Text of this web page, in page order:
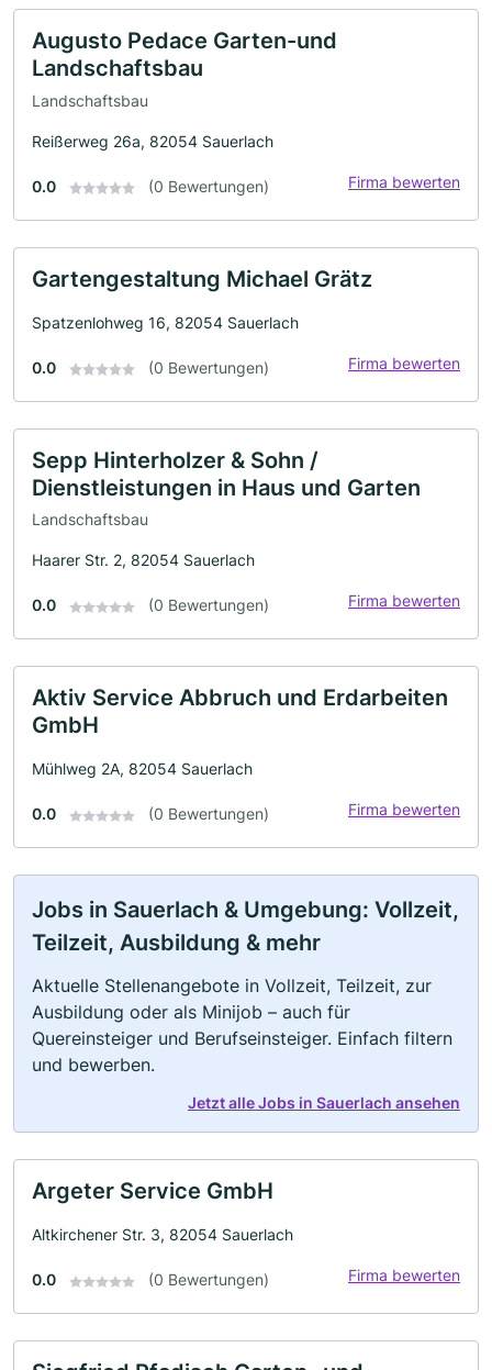
Augusto Pedace Garten-und
Landschaftsbau
Landschaftsbau
Reißerweg 26a, 82054 Sauerlach
0.0 (0 Bewertungen) Firma bewerten
Gartengestaltung Michael Grätz
Spatzenlohweg 16, 82054 Sauerlach
0.0 (0 Bewertungen) Firma bewerten
Sepp Hinterholzer & Sohn /
Dienstleistungen in Haus und Garten
Landschaftsbau
Haarer Str. 2, 82054 Sauerlach
0.0 (0 Bewertungen) Firma bewerten
Aktiv Service Abbruch und Erdarbeiten
GmbH
Mühlweg 2A, 82054 Sauerlach
0.0 (0 Bewertungen) Firma bewerten
Jobs in Sauerlach & Umgebung: Vollzeit,
Teilzeit, Ausbildung & mehr
Aktuelle Stellenangebote in Vollzeit, Teilzeit, zur
Ausbildung oder als Minijob – auch für
Quereinsteiger und Berufseinsteiger. Einfach filtern
und bewerben.
Jetzt alle Jobs in Sauerlach ansehen
Argeter Service GmbH
Altkirchener Str. 3, 82054 Sauerlach
0.0 (0 Bewertungen) Firma bewerten